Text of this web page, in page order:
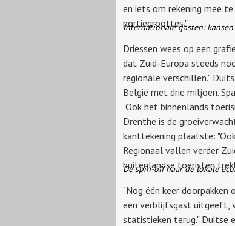
en iets om rekening mee
portiegroottes."
Internationale gasten:
Driessen wees op een
dat Zuid-Europa steeds
regionale verschillen."
België met drie miljoen.
"Ook het binnenlands
Drenthe is de
kanttekening plaatste:
Regionaal vallen verder
buitenlandse toeristen
De spin-off naar de lokale
"Nog één keer doorpakken
een verblijfsgast uitgeeft,
statistieken terug." Duitse